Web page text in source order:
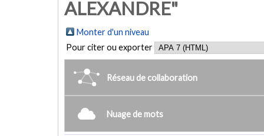
ALEXANDRE"
Monter d'un niveau
Pour citer ou exporter
Réseau de collaboration
Nuage de mots